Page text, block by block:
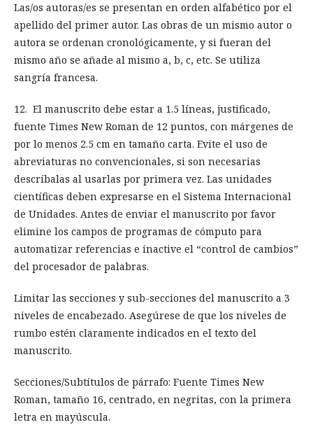
Las/os autoras/es se presentan en orden alfabético por el
apellido del primer autor. Las obras de un mismo autor o
autora se ordenan cronológicamente, y si fueran del
mismo año se añade al mismo a, b, c, etc. Se utiliza
sangría francesa.
12. El manuscrito debe estar a 1.5 líneas, justificado,
fuente Times New Roman de 12 puntos, con márgenes de
por lo menos 2.5 cm en tamaño carta. Evite el uso de
abreviaturas no convencionales, si son necesarias
descríbalas al usarlas por primera vez. Las unidades
científicas deben expresarse en el Sistema Internacional
de Unidades. Antes de enviar el manuscrito por favor
elimine los campos de programas de cómputo para
automatizar referencias e inactive el “control de cambios”
del procesador de palabras.
Limitar las secciones y sub-secciones del manuscrito a 3
niveles de encabezado. Asegúrese de que los niveles de
rumbo estén claramente indicados en el texto del
manuscrito.
Secciones/Subtítulos de párrafo: Fuente Times New
Roman, tamaño 16, centrado, en negritas, con la primera
letra en mayúscula.